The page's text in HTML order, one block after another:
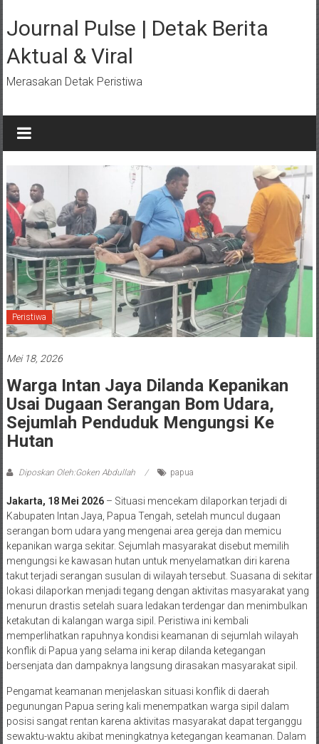
konten
Journal Pulse | Detak Berita
Aktual & Viral
Merasakan Detak Peristiwa
Peristiwa
Mei 18, 2026
Warga Intan Jaya Dilanda Kepanikan
Usai Dugaan Serangan Bom Udara,
Sejumlah Penduduk Mengungsi Ke
Hutan
Diposkan Oleh:Goken Abdullah papua
Jakarta, 18 Mei 2026– Situasi mencekam dilaporkan terjadi di
Kabupaten Intan Jaya, Papua Tengah, setelah muncul dugaan
serangan bom udara yang mengenai area gereja dan memicu
kepanikan warga sekitar. Sejumlah masyarakat disebut memilih
mengungsi ke kawasan hutan untuk menyelamatkan diri karena
takut terjadi serangan susulan di wilayah tersebut. Suasana di sekitar
lokasi dilaporkan menjadi tegang dengan aktivitas masyarakat yang
menurun drastis setelah suara ledakan terdengar dan menimbulkan
ketakutan di kalangan warga sipil. Peristiwa ini kembali
memperlihatkan rapuhnya kondisi keamanan di sejumlah wilayah
konflik di Papua yang selama ini kerap dilanda ketegangan
bersenjata dan dampaknya langsung dirasakan masyarakat sipil.
Pengamat keamanan menjelaskan situasi konflik di daerah
pegunungan Papua sering kali menempatkan warga sipil dalam
posisi sangat rentan karena aktivitas masyarakat dapat terganggu
sewaktu-waktu akibat meningkatnya ketegangan keamanan. Dalam